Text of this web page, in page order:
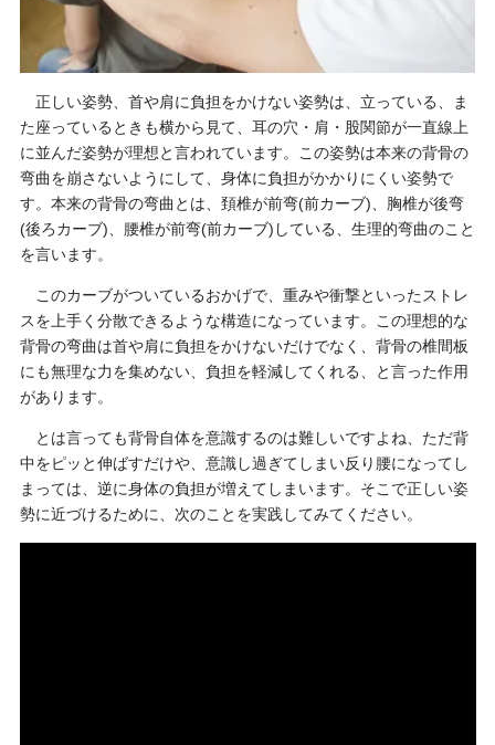
正しい姿勢、首や肩に負担をかけない姿勢は、立っている、ま
た座っているときも横から見て、耳の穴・肩・股関節が一直線上
に並んだ姿勢が理想と言われています。この姿勢は本来の背骨の
弯曲を崩さないようにして、身体に負担がかかりにくい姿勢で
す。本来の背骨の弯曲とは、頚椎が前弯(前カーブ)、胸椎が後弯
(後ろカーブ)、腰椎が前弯(前カーブ)している、生理的弯曲のこと
を言います。
このカーブがついているおかげで、重みや衝撃といったストレ
スを上手く分散できるような構造になっています。この理想的な
背骨の弯曲は首や肩に負担をかけないだけでなく、背骨の椎間板
にも無理な力を集めない、負担を軽減してくれる、と言った作用
があります。
とは言っても背骨自体を意識するのは難しいですよね、ただ背
中をピッと伸ばすだけや、意識し過ぎてしまい反り腰になってし
まっては、逆に身体の負担が増えてしまいます。そこで正しい姿
勢に近づけるために、次のことを実践してみてください。